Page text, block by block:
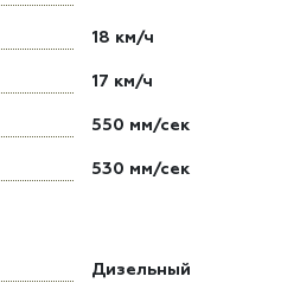
18 км/ч
17 км/ч
550 мм/сек
530 мм/сек
Дизельный